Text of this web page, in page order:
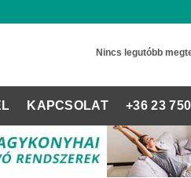
Nincs legutóbb
KAPCSOLAT +36 23